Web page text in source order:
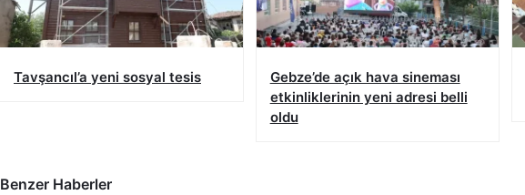
Tavşancıl’a yeni sosyal tesis
Gebze’de açık hava sineması
etkinliklerinin yeni adresi belli
oldu
Benzer Haberler